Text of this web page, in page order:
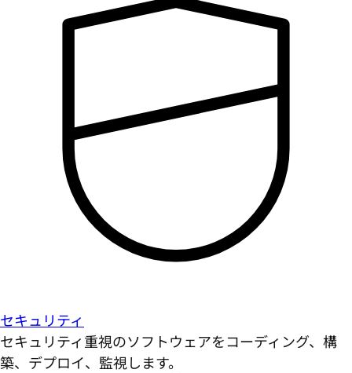
セキュリティ
セキュリティ重視のソフトウェアをコーディング、構
築、デプロイ、監視します。